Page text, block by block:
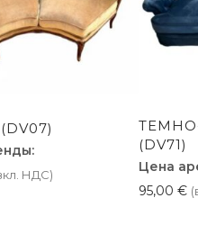
НДС)
(DV71)
Цена
95,00 €